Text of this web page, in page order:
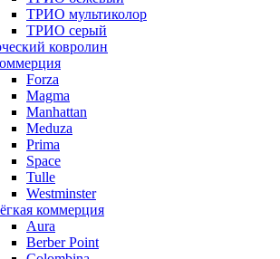
ТРИО мультиколор
ТРИО серый
ковролин
Forza
Magma
Manhattan
Meduza
Prima
Space
Tulle
Westminster
коммерция
Aura
Berber Point